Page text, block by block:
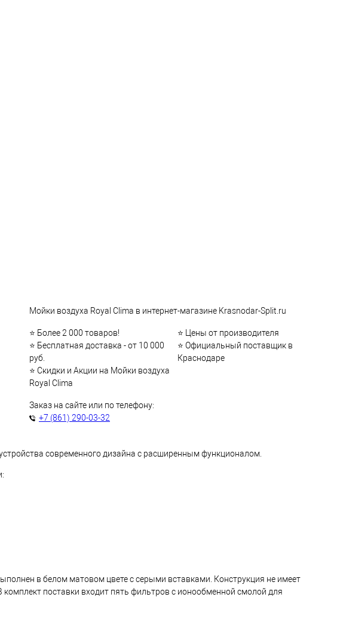
Мойки воздуха Royal Clima в интернет-магазине Krasnodar-Split.ru
⭐ Более 2 000 товаров!
⭐ Бесплатная доставка - от 10 000
руб.
⭐ Скидки и Акции на Мойки воздуха
Royal Clima
⭐ Цены от производителя
⭐ Официальный поставщик в
Краснодаре
Заказ на сайте или по телефону:
+7 (861) 290-03-32
современного дизайна с расширенным функционалом.
в белом матовом цвете с серыми вставками. Конструкция не имеет
поставки входит пять фильтров с ионообменной смолой для